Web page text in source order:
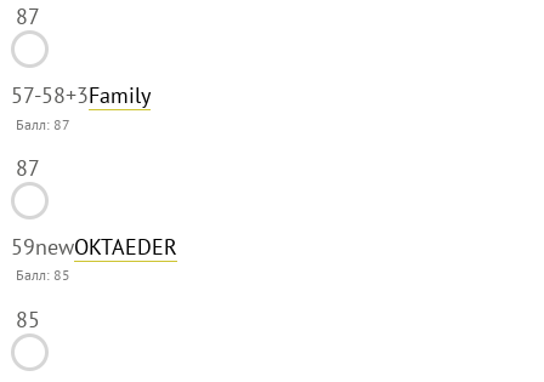
87
57-58+3Family
Балл: 87
87
59newOKTAEDER
Балл: 85
85